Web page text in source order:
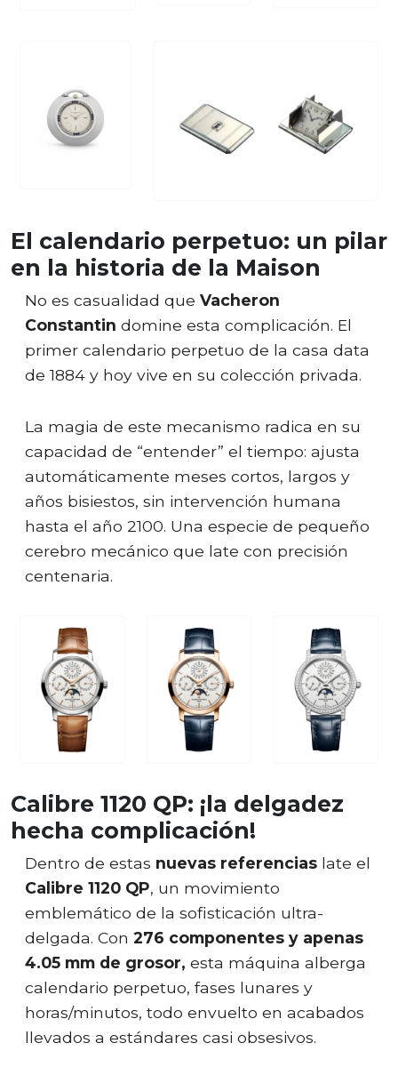
El calendario perpetuo: un pilar
en la historia de la Maison
No es casualidad que Vacheron
Constantin domine esta complicación. El
primer calendario perpetuo de la casa data
de 1884 y hoy vive en su colección privada.
La magia de este mecanismo radica en su
capacidad de “entender” el tiempo: ajusta
automáticamente meses cortos, largos y
años bisiestos, sin intervención humana
hasta el año 2100. Una especie de pequeño
cerebro mecánico que late con precisión
centenaria.
Calibre 1120 QP: ¡la delgadez
hecha complicación!
Dentro de estas nuevas referencias late el
Calibre 1120 QP, un movimiento
emblemático de la sofisticación ultra-
delgada. Con 276 componentes y apenas
4.05 mm de grosor, esta máquina alberga
calendario perpetuo, fases lunares y
horas/minutos, todo envuelto en acabados
llevados a estándares casi obsesivos.